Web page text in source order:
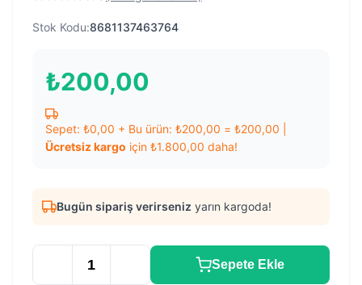
Stok Kodu:8681137463764
₺200,00
Sepet: ₺0,00 + Bu ürün: ₺200,00 = ₺200,00
Ücretsiz kargo için ₺1.800,00 daha!
Bugün sipariş verirseniz yarın kargoda!
Sepete Ekle